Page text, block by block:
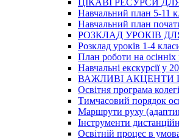
ЦІКАВІ РЕСУРСИ
Навчальний план 5-11
Навчальний план
РОЗКЛАД УРОКІВ
Розклад уроків 1-4
План роботи на осінніх
Навчальні екскурсії у
ВАЖЛИВІ АКЦЕНТИ
Освітня програма
Тимчасовий порядок
Маршрути руху
Інструменти
Освітній процес в